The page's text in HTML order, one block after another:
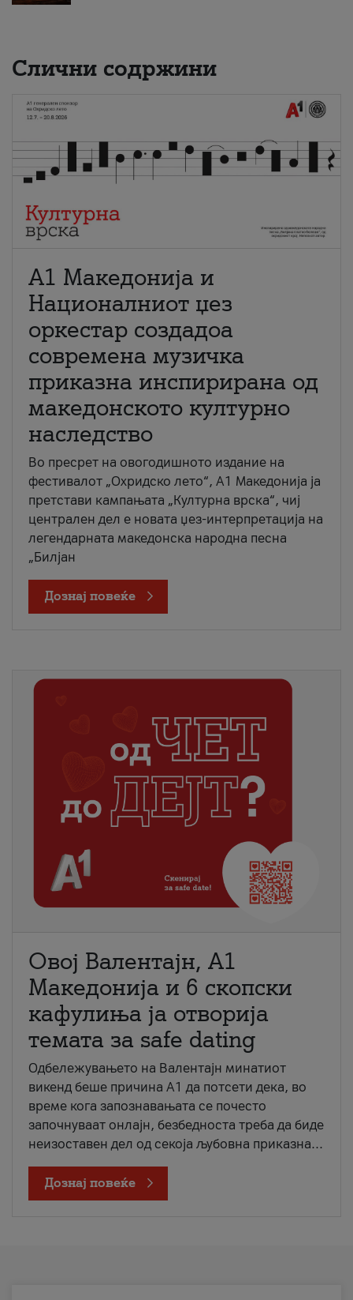
Слични содржини
А1 Македонија и
Националниот џез
оркестар создадоа
современа музичка
приказна инспирирана од
македонското културно
наследство
Во пресрет на овогодишното издание на
фестивалот „Охридско лето“, А1 Македонија ја
претстави кампањата „Културна врска“, чиј
централен дел е новата џез-интерпретација на
легендарната македонска народна песна
„Билјан
Дознај повеќе
Овој Валентајн, A1
Македонија и 6 скопски
кафулиња ја отворија
темата за safe dating
Одбележувањето на Валентајн минатиот
викенд беше причина А1 да потсети дека, во
време кога запознавањата се почесто
започнуваат онлајн, безбедноста треба да биде
неизоставен дел од секоја љубовна приказна...
Дознај повеќе